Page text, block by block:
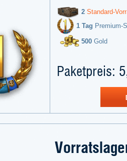
2 Standard-
1 Tag Premium-
500 Gold
Paketpreis: